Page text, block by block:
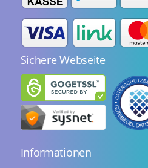
Sichere Webseite
Informationen